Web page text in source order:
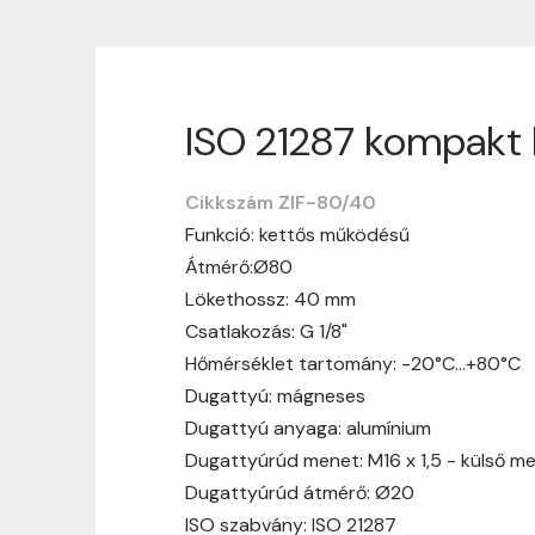
ISO 21287
Cikkszám ZIF-80/40
Funkció: kettős működésű
Átmérő:Ø80
Lökethossz: 40 mm
Csatlakozás: G 1/8"
Hőmérséklet tartomány: -20°C…+80°C
Dugattyú: mágneses
Dugattyú anyaga: alumínium
Dugattyúrúd menet: M16 x 1,5 - külső
Dugattyúrúd átmérő: Ø20
ISO szabvány: ISO 21287
Szállítási
Nagyon köszönjük, hogy
vásárlásotok gördülékenyen és
hosszabb ideig tart, előre
Szállítási díj:
A szállítási díj függ
megtekinthetitek, mielőtt a